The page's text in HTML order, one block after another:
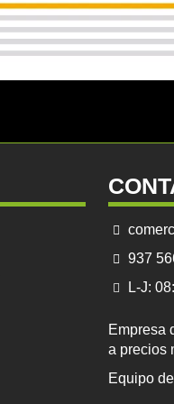
937
L-J:
Empresa
a precios
Equipo